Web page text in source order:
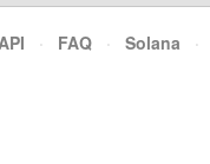
· FAQ · Solana ·